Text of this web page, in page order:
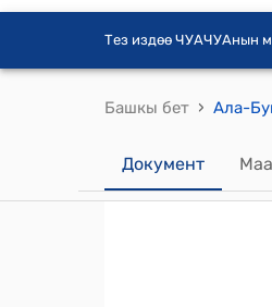
Тез издөө ЧУАЧУАнын
Башкы бет ›
Документ